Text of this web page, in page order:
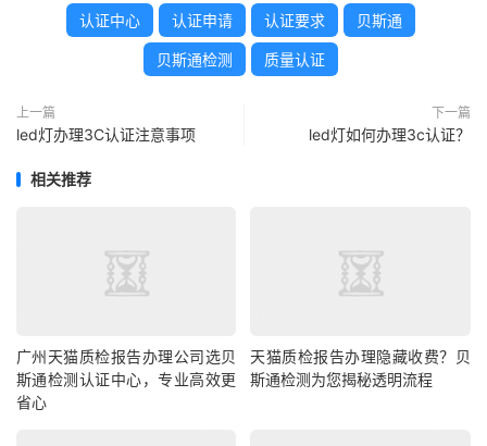
认证中心 认证申请 认证要求 贝斯通
贝斯通检测 质量认证
上一篇
led灯办理3C认证注意事项
下一篇
led灯如何办理3c认证？
相关推荐
广州天猫质检报告办理公司选贝
斯通检测认证中心，专业高效更
省心
天猫质检报告办理隐藏收费？贝
斯通检测为您揭秘透明流程